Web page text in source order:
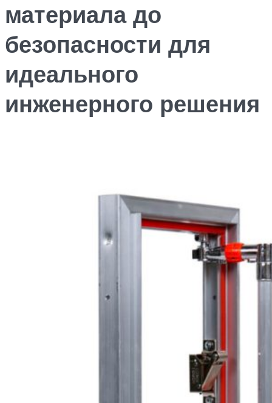
материала до
безопасности для
идеального
инженерного решения